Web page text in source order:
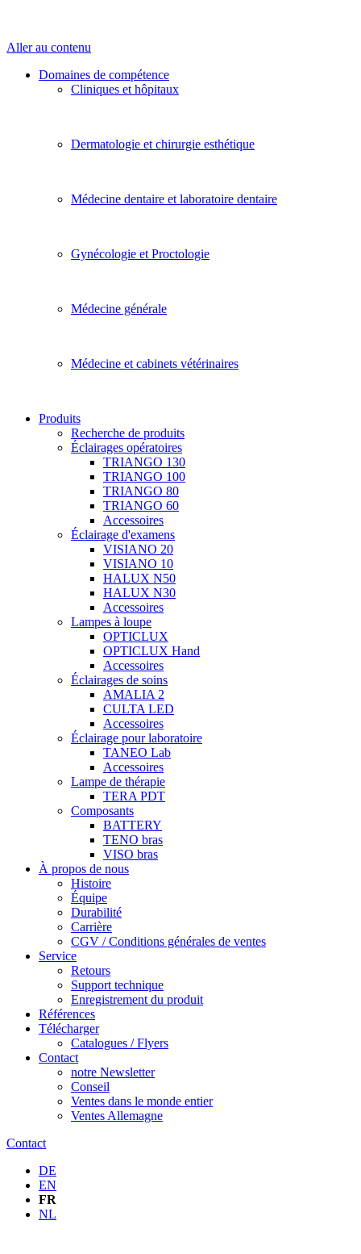
Aller au contenu
Domaines de compétence
Cliniques et hôpitaux
Dermatologie et chirurgie esthétique
Médecine dentaire et laboratoire dentaire
Gynécologie et Proctologie
Médecine générale
Médecine et cabinets vétérinaires
Produits
Recherche de produits
Éclairages opératoires
TRIANGO 130
TRIANGO 100
TRIANGO 80
TRIANGO 60
Accessoires
Éclairage d'examens
VISIANO 20
VISIANO 10
HALUX N50
HALUX N30
Accessoires
Lampes à loupe
OPTICLUX
OPTICLUX Hand
Accessoires
Éclairages de soins
AMALIA 2
CULTA LED
Accessoires
Éclairage pour laboratoire
TANEO Lab
Accessoires
Lampe de thérapie
TERA PDT
Composants
BATTERY
TENO bras
VISO bras
À propos de nous
Histoire
Équipe
Durabilité
Carrière
CGV / Conditions générales de ventes
Service
Retours
Support technique
Enregistrement du produit
Références
Télécharger
Catalogues / Flyers
Contact
notre Newsletter
Conseil
Ventes dans le monde entier
Ventes Allemagne
Contact
DE
EN
FR
NL